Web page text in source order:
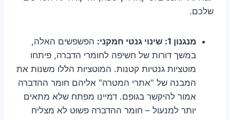
שלכם.
מנגנון 1: שינוי גנטי חמקני:
הפשפשים האלה,
במשך דורות של חשיפה לחומרי הדברה, פיתחו
מוטציות גנטיות קטנות. המוטציות הללו משנות את
המבנה של "אתרי המטרה" אליהם חומר ההדברה
אמור להיקשר בגופם. דמיינו מפתח שלא מתאים
יותר למנעול – חומר ההדברה פשוט לא מצליח